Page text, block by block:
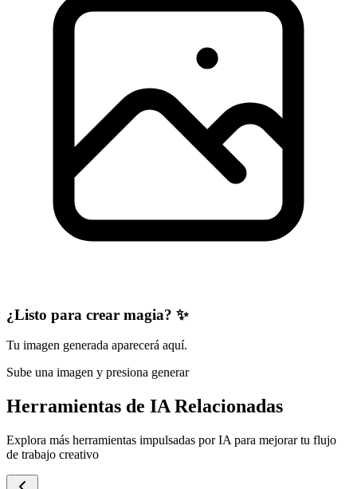
¿Listo para crear magia? ✨
Tu imagen generada aparecerá aquí.
Sube una imagen y presiona generar
Herramientas de IA Relacionadas
Explora más herramientas impulsadas por IA para mejorar tu flujo
de trabajo creativo